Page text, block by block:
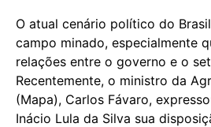
O atual cenário político do
campo minado, especialmente
relações entre o governo e o
Recentemente, o ministro da
(Mapa), Carlos Fávaro,
Inácio Lula da Silva sua